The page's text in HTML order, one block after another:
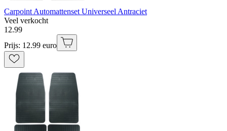
Carpoint Automattenset Universeel Antraciet
Veel verkocht
12.99
Prijs: 12.99 euro